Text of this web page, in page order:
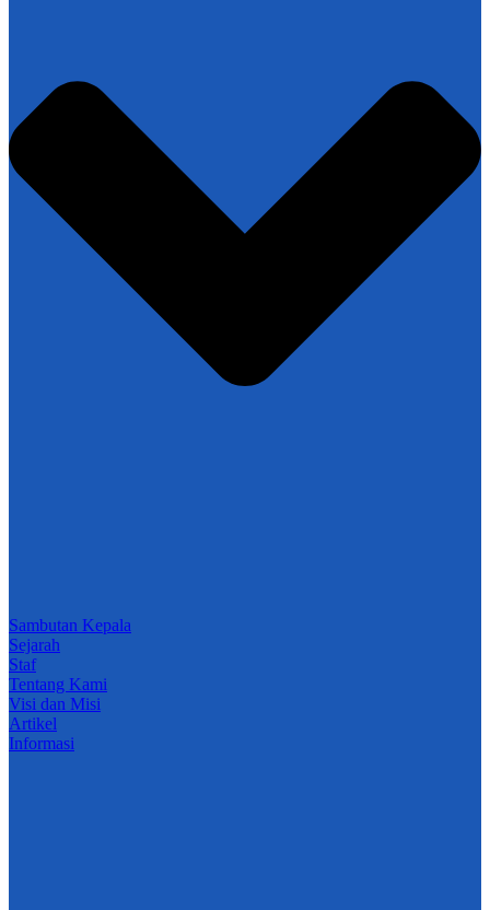
Sambutan Kepala
Sejarah
Staf
Tentang Kami
Visi dan Misi
Artikel
Informasi